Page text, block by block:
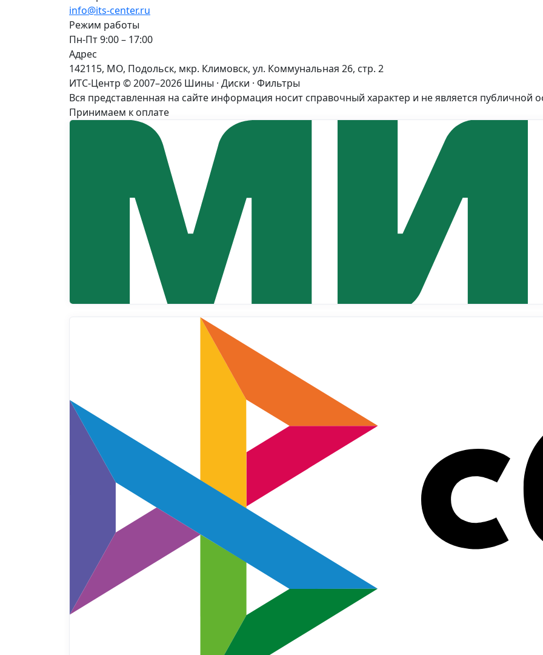
info@its-center.ru
Режим работы
Пн-Пт 9:00 – 17:00
Адрес
142115, МО, Подольск, мкр. Климовск, ул. Коммунальная 26, стр. 2
ИТС-Центр © 2007–2026 Шины · Диски · Фильтры
Вся представленная на сайте информация носит справочный характер и не является публичной
Принимаем к оплате